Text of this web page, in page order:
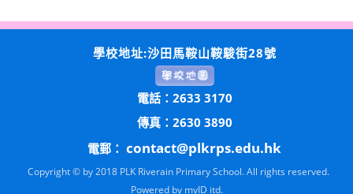
學校地址:沙田馬鞍山鞍駿街28號
電話：2633 3170
傳真：2630 3890
電郵： contact@plkrps.edu.hk
Copyright © by 2018 PLK Riverain Primary School. All rights reserved.
Powered by myID itd.